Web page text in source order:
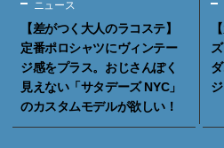
ニュース
【差がつく大人のラコステ】
定番ポロシャツにヴィンテー
ジ感をプラス。おじさんぽく
見えない「サタデーズ NYC」
のカスタムモデルが欲しい！